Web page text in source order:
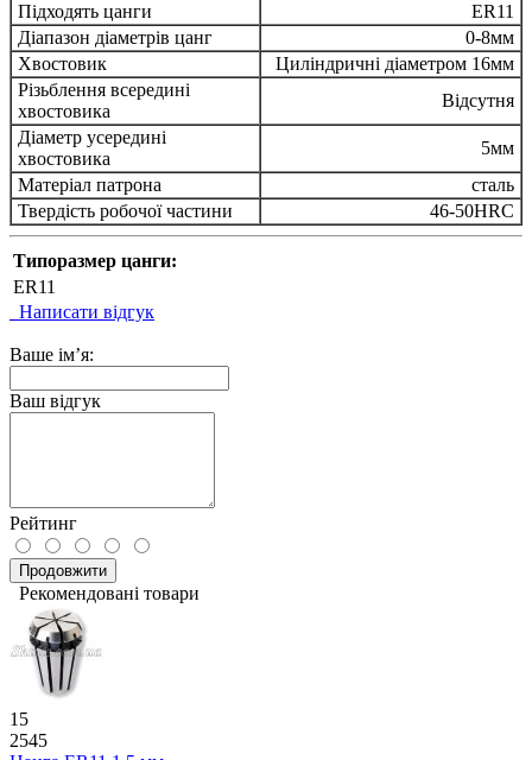
Підходять цанги
ER11
Діапазон діаметрів цанг
0-8мм
Хвостовик
Циліндричні діаметром 16мм
Різьблення всередині
хвостовика
Відсутня
Діаметр усередині
хвостовика
5мм
Матеріал патрона
сталь
Твердість робочої частини
46-50HRC
Типоразмер цанги:
ER11
Написати відгук
Ваше ім’я:
Ваш відгук
Рейтинг
Продовжити
Рекомендовані товари
15
2545